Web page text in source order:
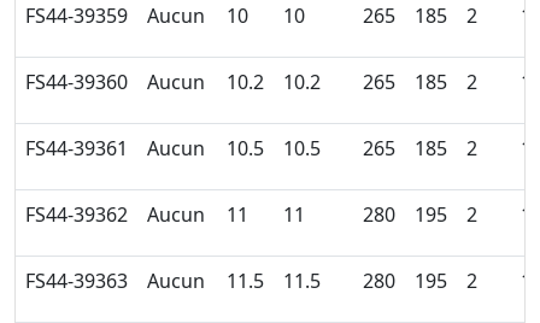
FS44-39359 Aucun 10 10 265 185 2 1
FS44-39360 Aucun 10.2 10.2 265 185 2 1
FS44-39361 Aucun 10.5 10.5 265 185 2 1
FS44-39362 Aucun 11 11 280 195 2 1
FS44-39363 Aucun 11.5 11.5 280 195 2 1